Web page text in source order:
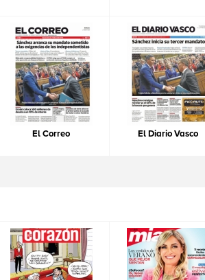
El Correo El Diario Vasco